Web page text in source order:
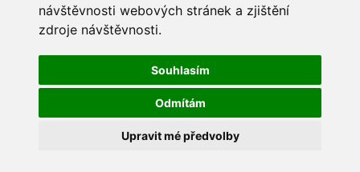
návštěvnosti webových stránek a zjištění
zdroje návštěvnosti.
Souhlasím
Odmítám
Upravit mé předvolby